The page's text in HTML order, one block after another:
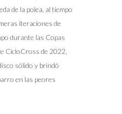
de la polea, al tiempo
iteraciones de
durante las Copas
CicloCross de 2022,
sólido y brindó
en las peores